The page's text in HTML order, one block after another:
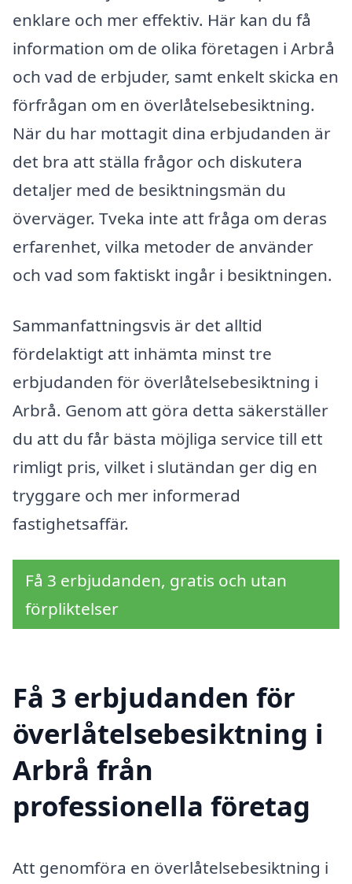
enklare och mer effektiv. Här kan du få
information om de olika företagen i Arbrå
och vad de erbjuder, samt enkelt skicka en
förfrågan om en överlåtelsebesiktning.
När du har mottagit dina erbjudanden är
det bra att ställa frågor och diskutera
detaljer med de besiktningsmän du
överväger. Tveka inte att fråga om deras
erfarenhet, vilka metoder de använder
och vad som faktiskt ingår i besiktningen.
Sammanfattningsvis är det alltid
fördelaktigt att inhämta minst tre
erbjudanden för överlåtelsebesiktning i
Arbrå. Genom att göra detta säkerställer
du att du får bästa möjliga service till ett
rimligt pris, vilket i slutändan ger dig en
tryggare och mer informerad
fastighetsaffär.
Få 3 erbjudanden, gratis och utan
förpliktelser
Få 3 erbjudanden för
överlåtelsebesiktning i
Arbrå från
professionella företag
Att genomföra en överlåtelsebesiktning i